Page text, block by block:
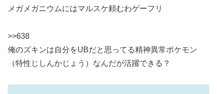
メガメガニウムにはマルスケ頼むわゲーフリ
>>638
俺のズキンは自分をUBだと思ってる精神異常ポケモン
（特性じしんかじょう）なんだが活躍できる？